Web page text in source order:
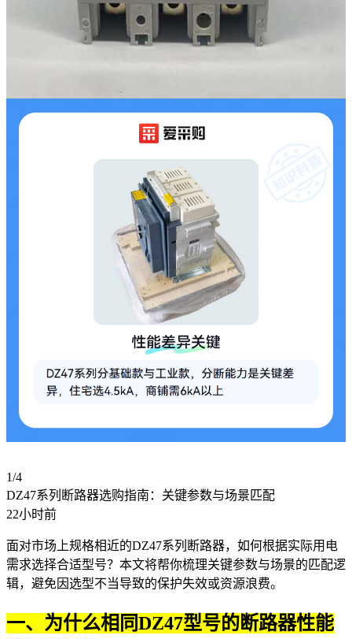
1/4
DZ47系列断路器选购指南：关键参数与场景匹配
22小时前
面对市场上规格相近的DZ47系列断路器，如何根据实际用电
需求选择合适型号？本文将帮你梳理关键参数与场景的匹配逻
辑，避免因选型不当导致的保护失效或资源浪费。
一、为什么相同DZ47型号的断路器性能